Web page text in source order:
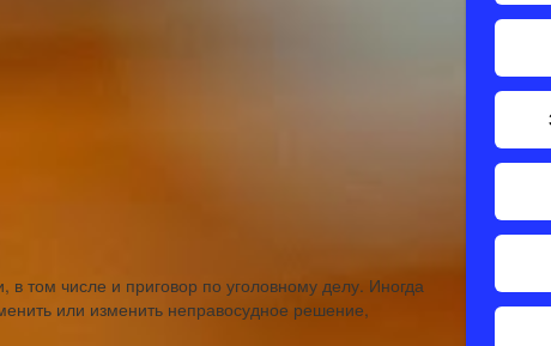
том числе и приговор по уголовному делу. Иногда
или изменить неправосудное решение,